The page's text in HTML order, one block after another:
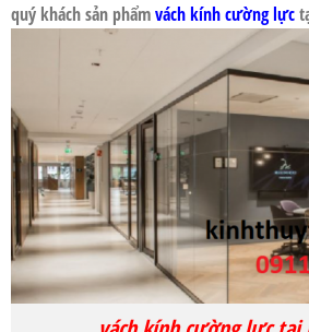
quý khách sản phẩmvách kính cường lực